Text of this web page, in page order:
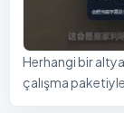
Herhangi bir
çalışma